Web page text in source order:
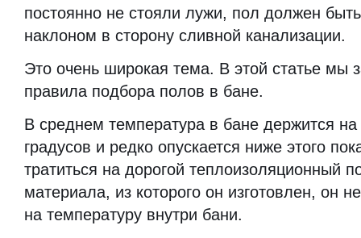
постоянно не стояли лужи, пол должен
наклоном в сторону сливной канализации.
Это очень широкая тема. В этой статье мы
правила подбора полов в бане.
В среднем температура в бане держится на
градусов и редко опускается ниже этого
тратиться на дорогой теплоизоляционный
материала, из которого он изготовлен, он
на температуру внутри бани.